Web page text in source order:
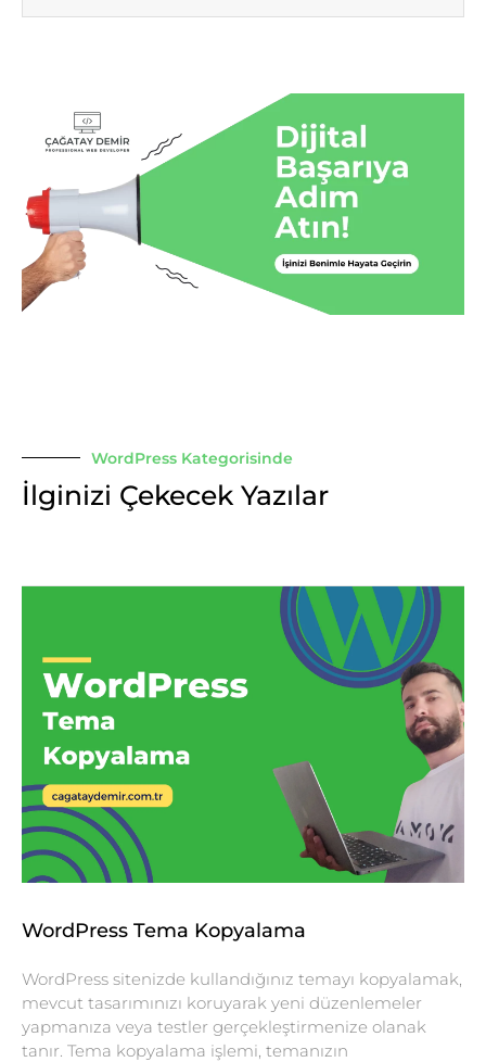
WordPress Kategorisinde
İlginizi Çekecek Yazılar
WordPress Tema Kopyalama
WordPress sitenizde kullandığınız temayı kopyalamak,
mevcut tasarımınızı koruyarak yeni düzenlemeler
yapmanıza veya testler gerçekleştirmenize olanak
tanır. Tema kopyalama işlemi, temanızın